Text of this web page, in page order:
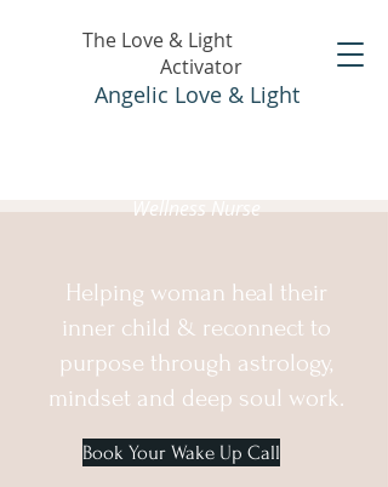
The Love & Light
Activator
Angelic Love & Light
Wellness Nurse
Helping woman heal their
inner child & reconnect to
purpose through astrology,
mindset and deep soul work.
Book Your Wake Up Call